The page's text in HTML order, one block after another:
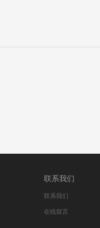
联系我们
联系我们
在线留言